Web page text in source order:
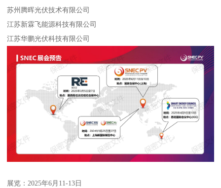
苏州腾晖光伏技术有限公司
江苏新霖飞能源科技有限公司
江苏华鹏光伏科技有限公司
展览：2025年6月11-13日